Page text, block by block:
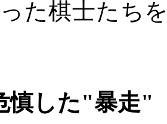
た棋士たち
慎した"暴走"